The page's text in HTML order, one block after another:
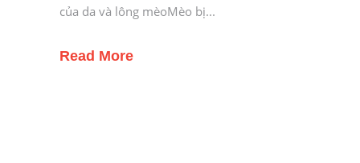
của da và lông mèoMèo bị
Read More